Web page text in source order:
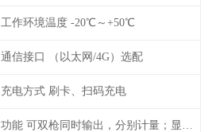
工作环境温度 -20℃～+50℃
通信接口 （以太网/4G）选配
充电方式 刷卡、扫码充电